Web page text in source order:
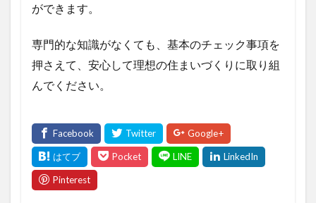
ができます。
専門的な知識がなくても、基本のチェック事項を
押さえて、安心して理想の住まいづくりに取り組
んでください。